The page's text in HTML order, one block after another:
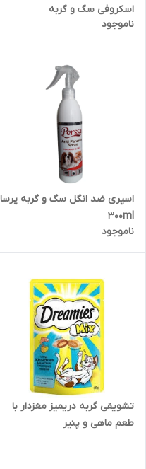
اسکروفی سگ و گربه
ناموجود
اسپری ضد انگل سگ و گربه پرسا
300ml
ناموجود
تشویقی گربه دریمیز مغزدار با
طعم ماهی و پنیر